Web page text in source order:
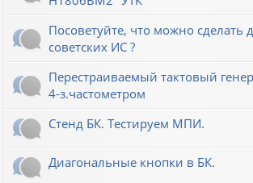
Посоветуйте, что можно сделать
советских ИС ?
Перестраиваемый тактовый
4-з.частометром
Стенд БК. Тестируем МПИ.
Диагональные кнопки в БК.